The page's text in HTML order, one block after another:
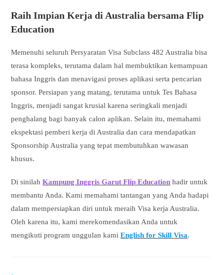
Raih Impian Kerja di Australia bersama Flip
Education
Memenuhi seluruh Persyaratan Visa Subclass 482 Australia bisa
terasa kompleks, terutama dalam hal membuktikan kemampuan
bahasa Inggris dan menavigasi proses aplikasi serta pencarian
sponsor. Persiapan yang matang, terutama untuk Tes Bahasa
Inggris, menjadi sangat krusial karena seringkali menjadi
penghalang bagi banyak calon aplikan. Selain itu, memahami
ekspektasi pemberi kerja di Australia dan cara mendapatkan
Sponsorship Australia yang tepat membutuhkan wawasan
khusus.
Di sinilahKampung Inggris Garut Flip Education hadir untuk
membantu Anda. Kami memahami tantangan yang Anda hadapi
dalam mempersiapkan diri untuk meraih Visa kerja Australia.
Oleh karena itu, kami merekomendasikan Anda untuk
mengikuti program unggulan kamiEnglish for Skill Visa.